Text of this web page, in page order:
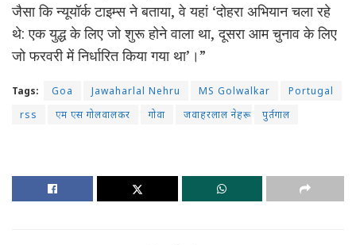
जैसा कि न्यूयॉर्क टाइम्स ने बताया, वे यहां ‘दोहरा अभियान चला रहे
थे: एक युद्ध के लिए जो शुरू होने वाला था, दूसरा आम चुनाव के लिए
जो फरवरी में निर्धारित किया गया था’।”
Tags: Goa Jawaharlal Nehru MS Golwalkar
Portugal
rss
एम एस गोलवालकर गोवा जवाहरलाल नेहरू पुर्तगाल